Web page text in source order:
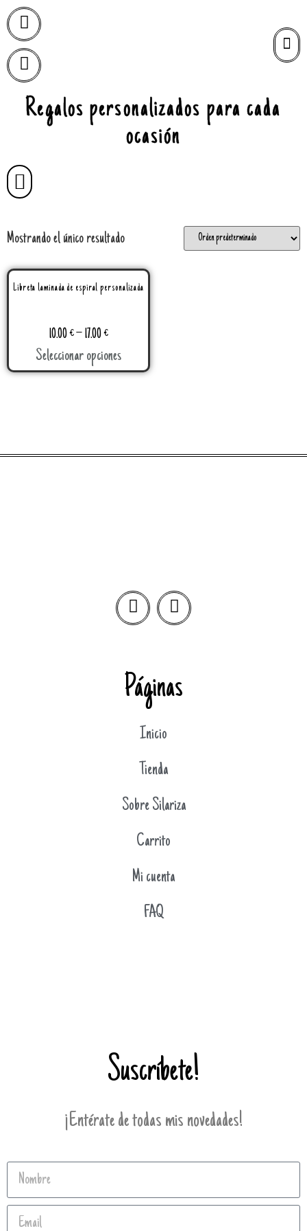
Regalos personalizados para cada
ocasión
Mostrando el único resultado
Libreta laminada de espiral personalizada
10.00€–17.00€
Seleccionar opciones
Páginas
Inicio
Tienda
Sobre Silariza
Carrito
Mi cuenta
FAQ
Suscríbete!
¡Entérate de todas mis novedades!